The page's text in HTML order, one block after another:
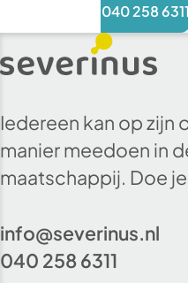
040 258 6311
Iedereen kan op zijn
manier meedoen in
maatschappij. Doe
info@severinus.nl
040 258 6311